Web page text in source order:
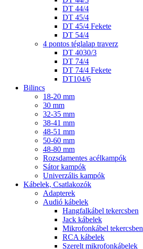
DT 44/4
DT 45/4
DT 45/4 Fekete
DT 54/4
4 pontos téglalap traverz
DT 4030/3
DT 74/4
DT 74/4 Fekete
DT104/6
Bilincs
18-20 mm
30 mm
32-35 mm
38-41 mm
48-51 mm
50-60 mm
48-80 mm
Rozsdamentes acélkampók
Sátor kampók
Univerzális kampók
Kábelek, Csatlakozók
Adapterek
Audió kábelek
Hangfalkábel tekercsben
Jack kábelek
Mikrofonkábel tekercsben
RCA kábelek
Szerelt mikrofonkábelek